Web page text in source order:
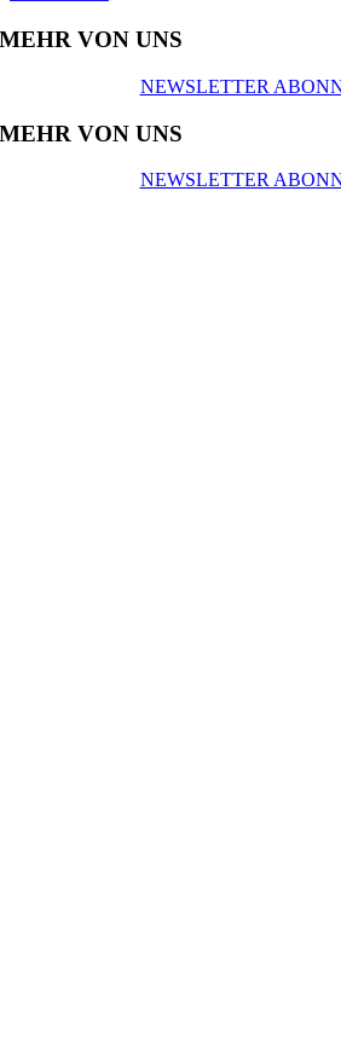
MEHR VON UNS
NEWSLETTER
MEHR VON UNS
NEWSLETTER